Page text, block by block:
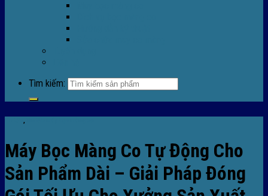
Tìm kiếm:
,
Máy Bọc Màng Co Tự Động Cho
Sản Phẩm Dài – Giải Pháp Đóng